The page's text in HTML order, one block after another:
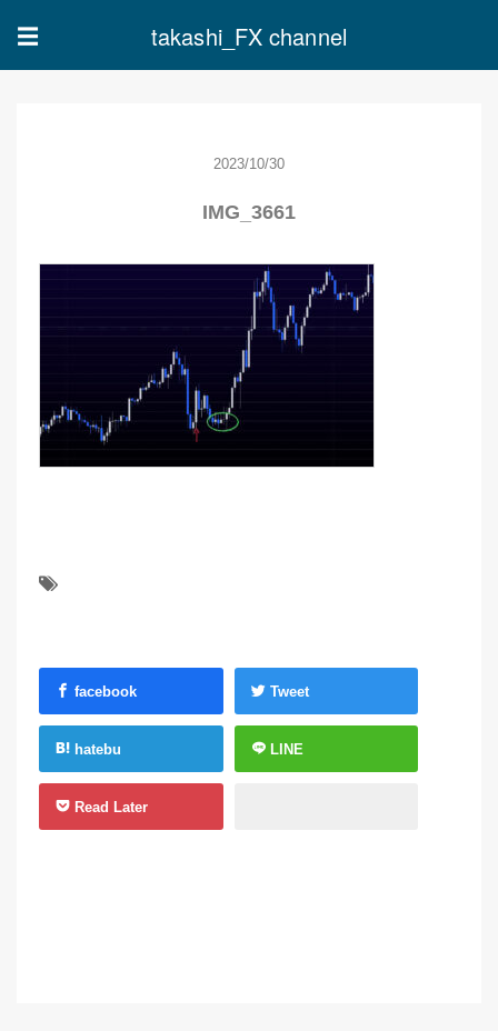
☰ takashi_FX channel
2023/10/30
IMG_3661
facebook Tweet
hatebu LINE
Read Later